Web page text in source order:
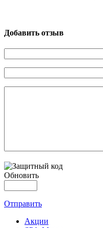
Добавить отзыв
Обновить
Отправить
Акции